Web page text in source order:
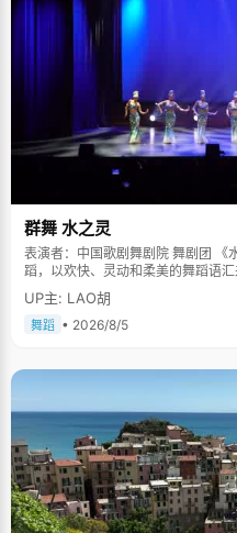
群舞 水之灵
表演者：中国歌剧舞剧院 舞剧团 《水之灵》表现一群傣族姑娘在戏水中舞
蹈，以欢快、灵动和柔美的舞蹈语
多次在中国人民大会堂及国际舞台
意美。。
UP主: LAO胡
舞蹈 • 2026/8/5